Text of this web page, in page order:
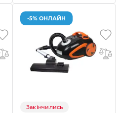
-5% ОНЛАЙН
Закінчились